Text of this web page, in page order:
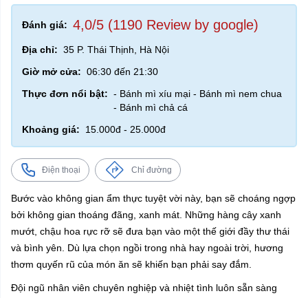
Đánh giá: 4,0/5 (1190 Review by google)
Địa chỉ: 35 P. Thái Thịnh, Hà Nội
Giờ mở cửa: 06:30 đến 21:30
Thực đơn nổi bật: - Bánh mì xíu mại - Bánh mì nem chua
- Bánh mì chả cá
Khoảng giá:
15.000đ - 25.000đ
Điện thoại Chỉ đường
Bước vào không gian ẩm thực tuyệt vời này, bạn sẽ choáng ngợp
bởi không gian thoáng đãng, xanh mát. Những hàng cây xanh
mướt, chậu hoa rực rỡ sẽ đưa bạn vào một thế giới đầy thư thái
và bình yên. Dù lựa chọn ngồi trong nhà hay ngoài trời, hương
thơm quyến rũ của món ăn sẽ khiến bạn phải say đắm.
Đội ngũ nhân viên chuyên nghiệp và nhiệt tình luôn sẵn sàng